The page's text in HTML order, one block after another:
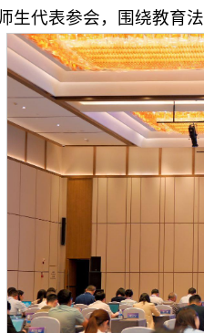
生代表参会，围绕教育